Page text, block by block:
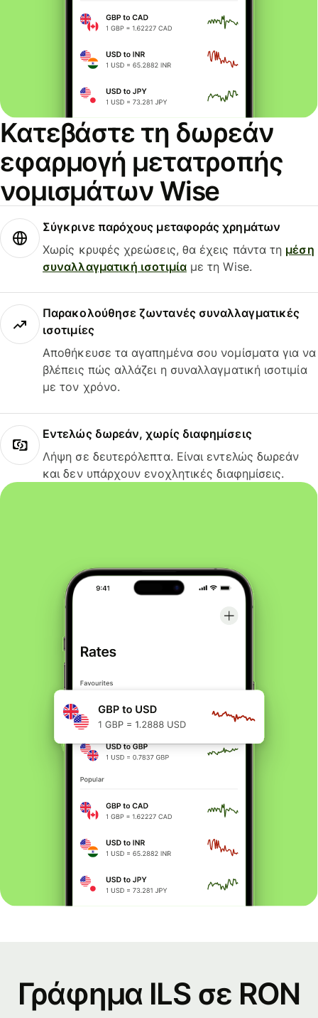
Κατεβάστε τη δωρεάν
εφαρμογή μετατροπής
νομισμάτων Wise
Σύγκρινε παρόχους μεταφοράς χρημάτων
Χωρίς κρυφές χρεώσεις, θα έχεις πάντα τη μέση
συναλλαγματική ισοτιμίαμε τη Wise.
Παρακολούθησε ζωντανές συναλλαγματικές
ισοτιμίες
Αποθήκευσε τα αγαπημένα σου νομίσματα για να
βλέπεις πώς αλλάζει η συναλλαγματική ισοτιμία
με τον χρόνο.
Εντελώς δωρεάν, χωρίς διαφημίσεις
Λήψη σε δευτερόλεπτα. Είναι εντελώς δωρεάν
και δεν υπάρχουν ενοχλητικές διαφημίσεις.
Γράφημα ILS σε RON